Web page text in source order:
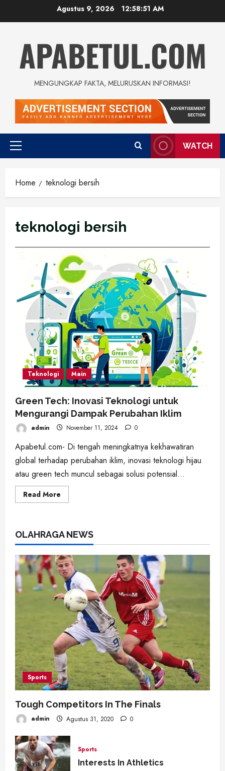
to
Agustus 9, 2026 12:58:51 AM
APABETUL.COM
MENGUNGKAP FAKTA, MELURUSKAN INFORMASI!
Primary
WATCH
Home teknologi bersih
teknologi bersih
Teknologi Main
Green Tech: Inovasi Teknologi untuk
Mengurangi Dampak Perubahan Iklim
admin November 11, 2024 0
Apabetul.com- Di tengah meningkatnya kekhawatiran
global terhadap perubahan iklim, inovasi teknologi hijau
atau green tech muncul sebagai solusi potensial...
Read More
more
Inovasi
Teknologi
untuk
Dampak
Perubahan
Iklim
OLAHRAGA NEWS
Sports
Tough Competitors In The Finals
admin Agustus 31, 2020 0
Sports
Interests In Athletics